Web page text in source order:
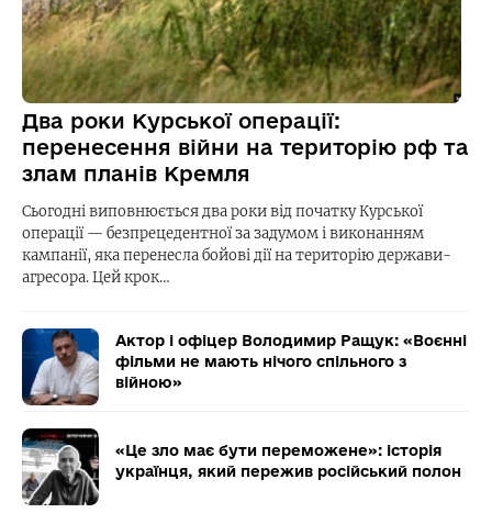
Два роки Курської операції:
перенесення війни на територію рф та
злам планів Кремля
Сьогодні виповнюється два роки від початку Курської
операції — безпрецедентної за задумом і виконанням
кампанії, яка перенесла бойові дії на територію держави-
агресора. Цей крок…
Актор і офіцер Володимир Ращук: «Воєнні
фільми не мають нічого спільного з
війною»
«Це зло має бути переможене»: історія
українця, який пережив російський полон